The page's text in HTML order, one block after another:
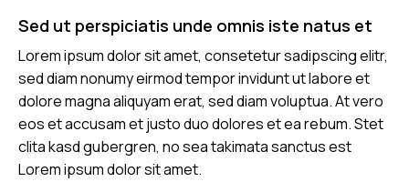
Sed ut perspiciatis unde omnis iste natus et
Lorem ipsum dolor sit amet, consetetur sadipscing elitr,
sed diam nonumy eirmod tempor invidunt ut labore et
dolore magna aliquyam erat, sed diam voluptua. At vero
eos et accusam et justo duo dolores et ea rebum. Stet
clita kasd gubergren, no sea takimata sanctus est
Lorem ipsum dolor sit amet.